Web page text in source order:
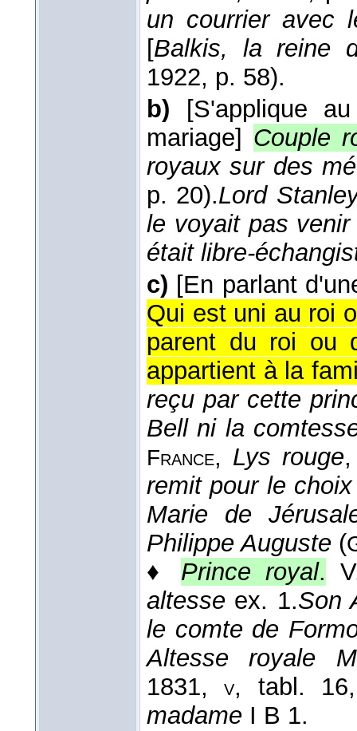
un courrier avec
[Balkis, la reine
1922, p. 58).
b)
[S'applique
mariage] Couple
royaux sur des
p. 20).Lord
le voyait pas
était libre-
c) [En parlant
Qui est uni au roi
parent du roi ou
appartient à la
reçu par cette
Bell ni la
France, Lys rouge
remit pour le
Marie de
Philippe Auguste (
♦ Prince royal.
altesse ex. 1.Son
le comte de
Altesse royale
1831,v, tabl.
madame I B 1.